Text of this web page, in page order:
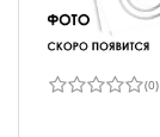
(0)